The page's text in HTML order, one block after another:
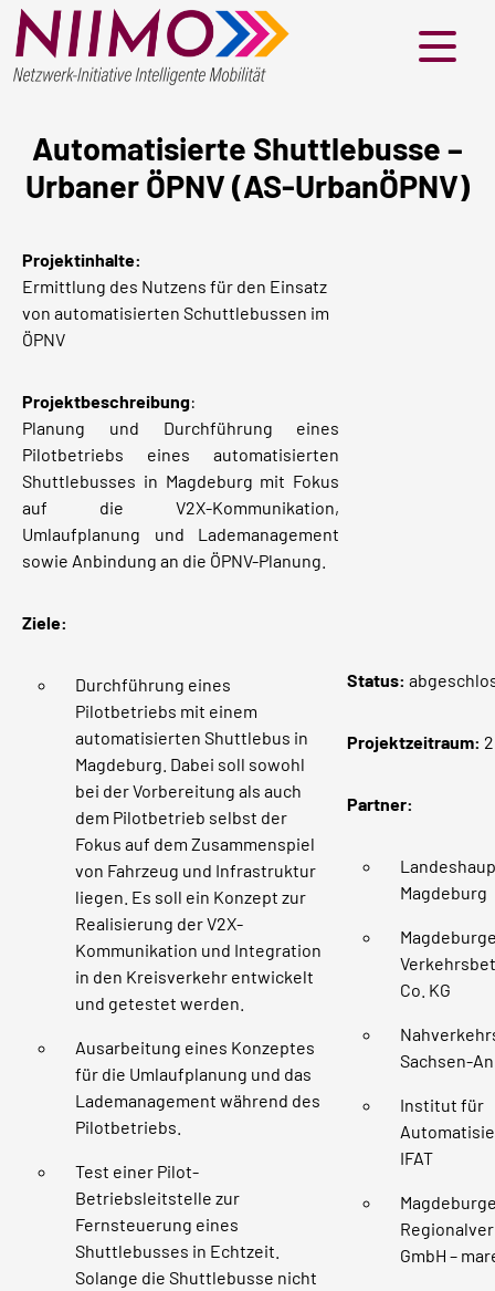
Menü
Automatisierte Shuttlebusse –
Urbaner ÖPNV (AS-UrbanÖPNV)
Projektinhalte:
Ermittlung des Nutzens für den Einsatz
von automatisierten Schuttlebussen im
ÖPNV
Projektbeschreibung:
Planung und Durchführung eines
Pilotbetriebs eines automatisierten
Shuttlebusses in Magdeburg mit Fokus
auf die V2X-Kommunikation,
Umlaufplanung und Lademanagement
sowie Anbindung an die ÖPNV-Planung.
Ziele:
Durchführung eines
Pilotbetriebs mit einem
automatisierten Shuttlebus in
Magdeburg. Dabei soll sowohl
bei der Vorbereitung als auch
dem Pilotbetrieb selbst der
Fokus auf dem Zusammenspiel
von Fahrzeug und Infrastruktur
liegen. Es soll ein Konzept zur
Realisierung der V2X-
Kommunikation und Integration
in den Kreisverkehr entwickelt
und getestet werden.
Ausarbeitung eines Konzeptes
für die Umlaufplanung und das
Lademanagement während des
Pilotbetriebs.
Test einer Pilot-
Betriebsleitstelle zur
Fernsteuerung eines
Shuttlebusses in Echtzeit.
Solange die Shuttlebusse nicht
Status:
Projektzeitraum:
Partner:
Magdeburg
Co. KG
Sachsen-
Institut für
IFAT
GmbH –